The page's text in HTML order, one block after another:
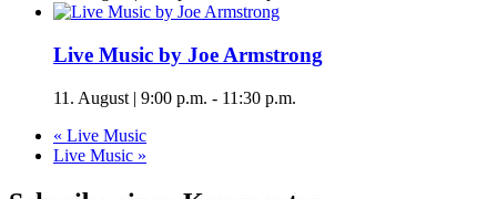
Live Music by Joe Armstrong
11. August | 9:00 p.m. - 11:30 p.m.
« Live Music
Live Music »